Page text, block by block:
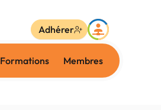
Formations Membres
Adhérer